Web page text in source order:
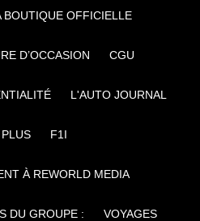
BOUTIQUE OFFICIELLE
D’OCCASION CGU
L'AUTO JOURNAL
F1I
À REWORLD MEDIA
DU GROUPE : VOYAGES